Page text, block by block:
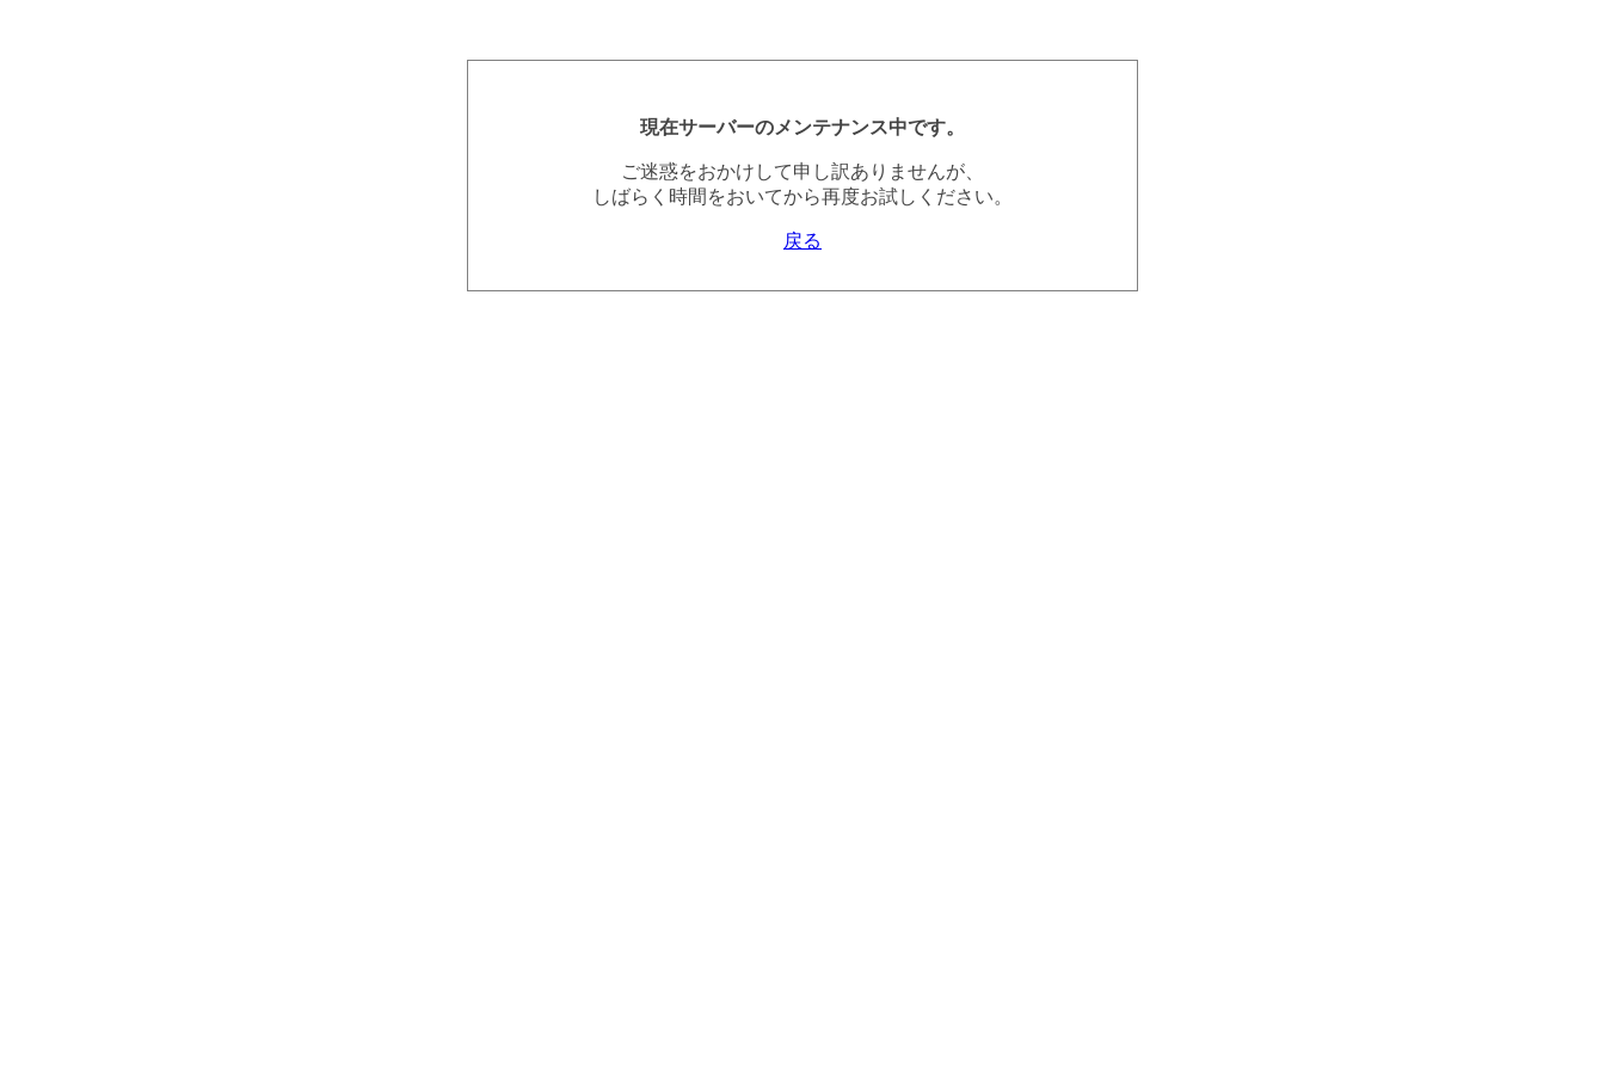
現在サーバーのメンテナンス中です。
ご迷惑をおかけして申し訳ありませんが、
しばらく時間をおいてから再度お試しください。
戻る